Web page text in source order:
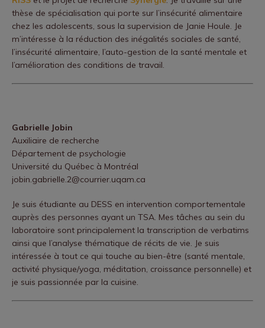
thèse de spécialisation qui porte sur l’insécurité alimentaire
chez les adolescents, sous la supervision de Janie Houle. Je
m’intéresse à la réduction des inégalités sociales de santé,
l’insécurité alimentaire, l’auto-gestion de la santé mentale et
l’amélioration des conditions de travail.
Gabrielle Jobin
Auxiliaire de recherche
Département de psychologie
Université du Québec à Montréal
jobin.gabrielle.2@courrier.uqam.ca
Je suis étudiante au DESS en intervention comportementale
auprès des personnes ayant un TSA. Mes tâches au sein du
laboratoire sont principalement la transcription de verbatims
ainsi que l’analyse thématique de récits de vie. Je suis
intéressée à tout ce qui touche au bien-être (santé mentale,
activité physique/yoga, méditation, croissance personnelle) et
je suis passionnée par la cuisine.